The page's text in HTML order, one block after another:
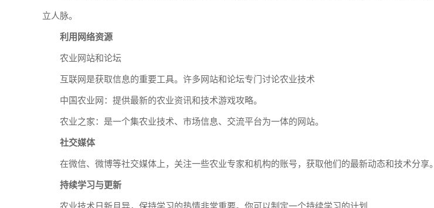
立人脉。
利用网络资源
农业网站和论坛
互联网是获取信息的重要工具。许多网站和论坛专门讨论农业技术
中国农业网：提供最新的农业资讯和技术游戏攻略。
农业之家：是一个集农业技术、市场信息、交流平台为一体的网站。
社交媒体
在微信、微博等社交媒体上，关注一些农业专家和机构的账号，获取他们的最新动态和技术分享。
持续学习与更新